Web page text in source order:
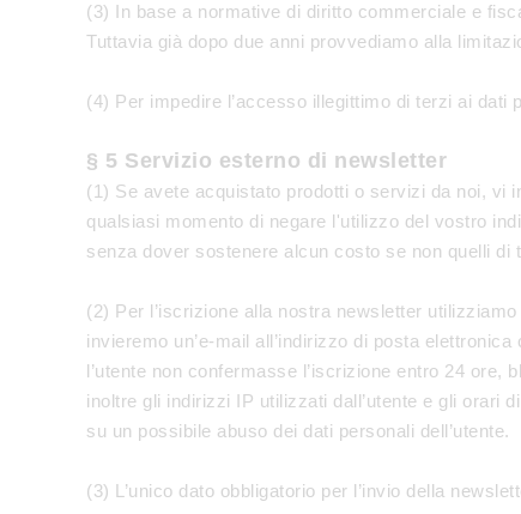
(3) In base a normative di diritto commerciale e
Tuttavia già dopo due anni provvediamo alla
(4) Per impedire l’accesso illegittimo di terzi ai dati
§ 5 Servizio esterno di newsletter
(1) Se avete acquistato prodotti o servizi da noi, vi
qualsiasi momento di negare l'utilizzo del vostro
senza dover sostenere alcun costo se non quelli
(2) Per l’iscrizione alla nostra newsletter
invieremo un’e-mail all’indirizzo di posta
l’utente non confermasse l’iscrizione entro 24
inoltre gli indirizzi IP utilizzati dall’utente e gli orari
su un possibile abuso dei dati personali dell’utente.
(3) L’unico dato obbligatorio per l’invio della